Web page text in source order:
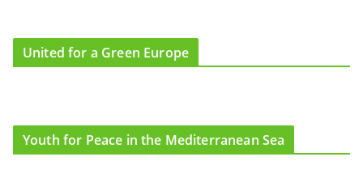
United for a Green Europe
Youth for Peace in the Mediterranean Sea